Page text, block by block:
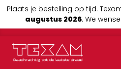
Plaats je bestelling op tijd.
augustus 2026. We